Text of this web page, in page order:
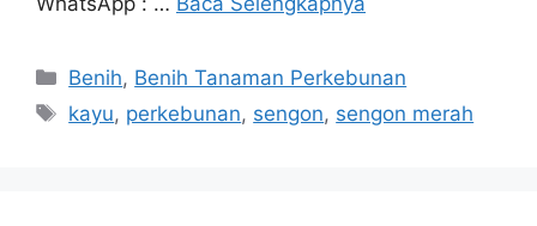
Kategori
Benih, Benih Tanaman Perkebunan
Tag
kayu, perkebunan, sengon, sengon merah